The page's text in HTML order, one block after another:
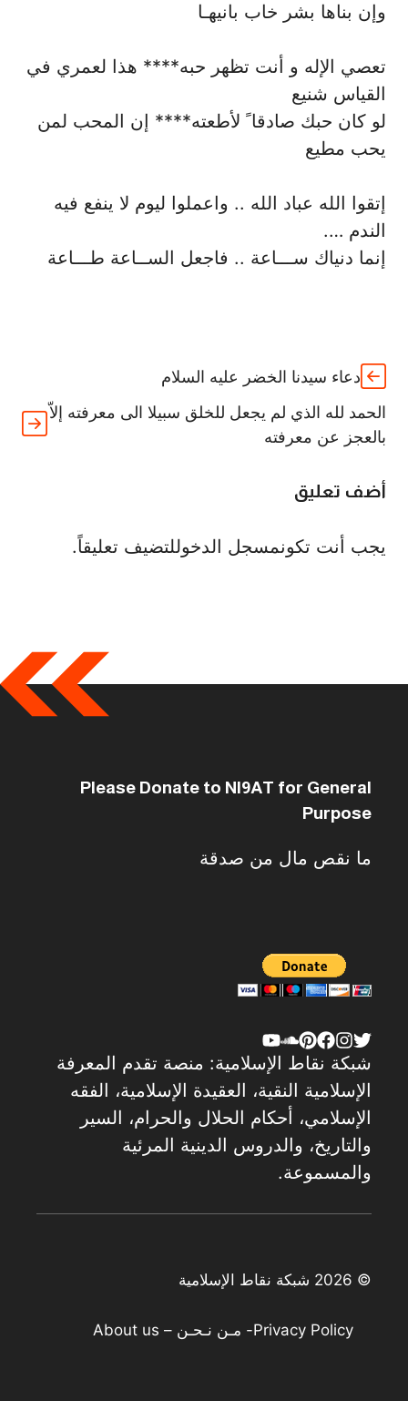
وإن بناها بشر خاب بانيهـا
تعصي الإله و أنت تظهر حبه**** هذا لعمري في
القياس شنيع
لو كان حبك صادقا ً لأطعته**** إن المحب لمن
يحب مطيع
إتقوا الله عباد الله .. واعملوا ليوم لا ينفع فيه
الندم ….
إنما دنياك ســـاعة .. فاجعل الســاعة طـــاعة
دعاء سيدنا الخضر عليه السلام
الحمد لله الذي لم يجعل للخلق سبيلا الى معرفته إلاّ
بالعجز عن معرفته
أضف تعليق
يجب أنت تكونمسجل الدخوللتضيف تعليقاً.
Please Donate to NI9AT for General
Purpose
ما نقص مال من صدقة
شبكة نقاط الإسلامية: منصة تقدم المعرفة
الإسلامية النقية، العقيدة الإسلامية، الفقه
الإسلامي، أحكام الحلال والحرام، السير
والتاريخ، والدروس الدينية المرئية
والمسموعة.
© 2026 شبكة نقاط الإسلامية
Privacy Policy- مـن نـحـن – About us